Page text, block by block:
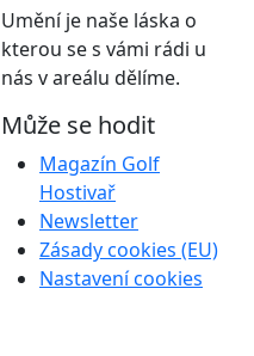
Umění je naše láska o
kterou se s vámi rádi u
nás v areálu dělíme.
Může se hodit
Magazín Golf
Hostivař
Newsletter
Zásady cookies (EU)
Nastavení cookies